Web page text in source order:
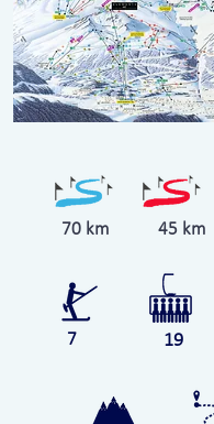
70 km 45 km
7 19